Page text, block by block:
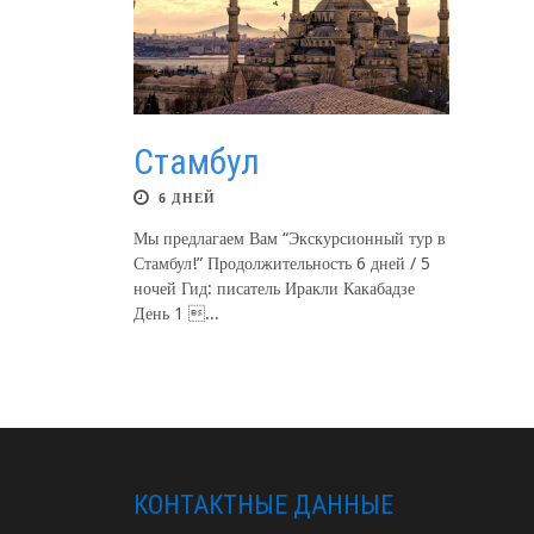
Стамбул
6 ДНЕЙ
Мы предлагаем Вам “Экскурсионный тур в
Стамбул!” Продолжительность 6 дней / 5
ночей Гид: писатель Иракли Какабадзе
День 1 ...
КОНТАКТНЫЕ ДАННЫЕ